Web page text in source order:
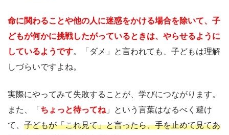
命に関わることや他の人に迷惑をかける場合を除いて、子
どもが何かに挑戦したがっているときは、やらせるように
しているようです。「ダメ」と言われても、子どもは理解
しづらいですよね。
実際にやってみて失敗することが、学びにつながります。
また、「 ちょっと待ってね 」という言葉はなるべく避け
て、 子どもが「これ見て」と言ったら、手を止めて見てあ